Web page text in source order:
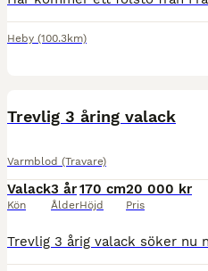
Heby (100.3km)
Trevlig 3 åring valack
Varmblod (Travare)
Valack
Kön
3 år
Ålder
170 cm
Höjd
20 000 kr
Pris